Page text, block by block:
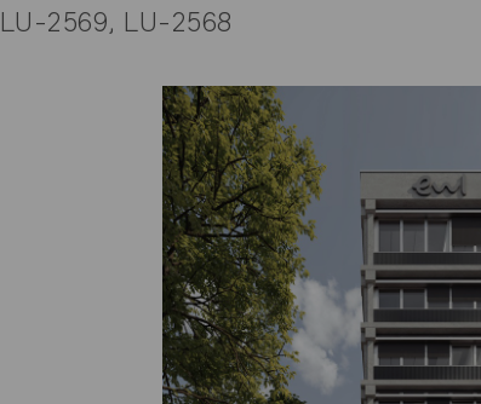
LU-2569, LU-2568